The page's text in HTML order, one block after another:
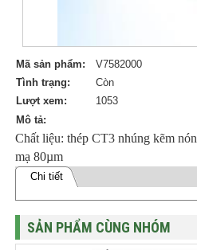
Mã sản phẩm:
V7582000
Tình trạng:
Còn
Lượt xem:
1053
Mô tả:
Chất liệu: thép CT3 nhúng kẽm
mạ 80µm
Chi tiết
SẢN PHẨM CÙNG NHÓM